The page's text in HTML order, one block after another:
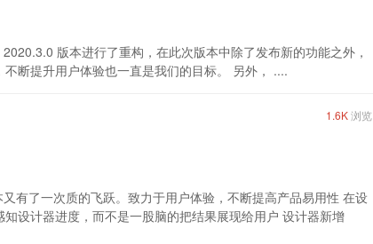
版本进行了重构，在此次版本中除了发布新的功能之外，
断提升用户体验也一直是我们的目标。 另外， ....
1.6K浏览
有了一次质的飞跃。致力于用户体验，不断提高产品易用性 在设
设计器进度，而不是一股脑的把结果展现给用户 设计器新增